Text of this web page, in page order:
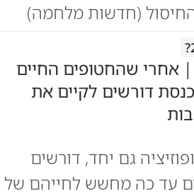
| אחרי שהחטופים החיים
דורשים לקיים את
גם יחד, דורשים
עד כה מחשש לחייהם של